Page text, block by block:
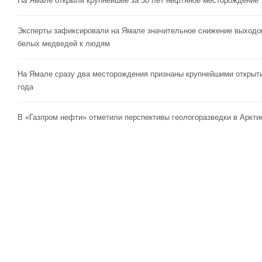
Эксперты зафиксировали на Ямале значительное снижение
белых медведей к людям
На Ямале сразу два месторождения признаны крупнейшими
года
В «Газпром нефти» отметили перспективы геологоразведки в